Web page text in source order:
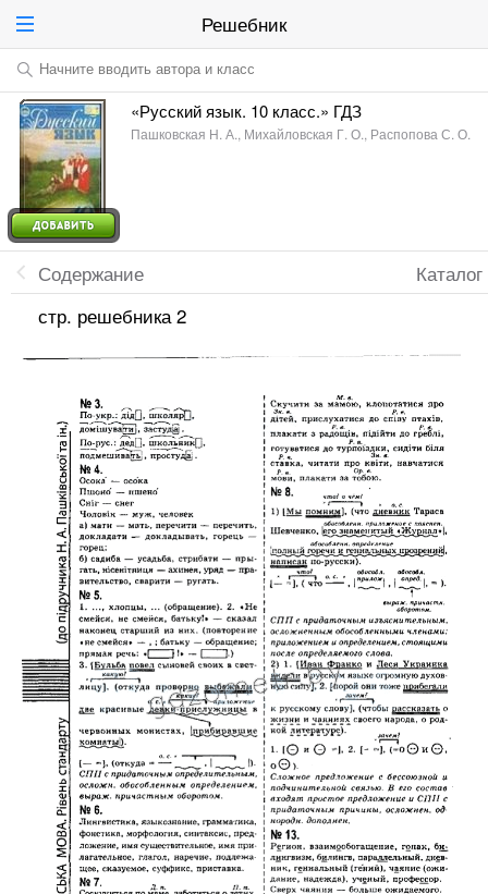
Решебник
Начните вводить автора и класс
«Русский язык. 10 класс.» ГДЗ
Пашковская Н. А., Михайловская Г. О., Распопова С. О.
Каталог
Содержание
стр. решебника 2